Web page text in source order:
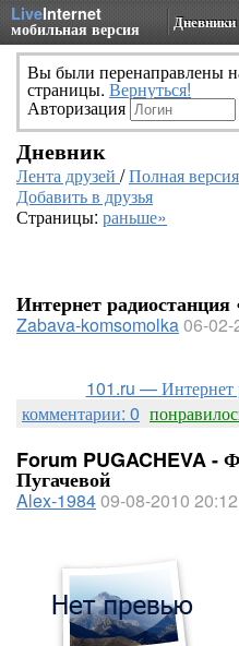
LiveInternet
мобильная версия Дневники
Вы были перенаправлены
страницы. Вернуться!
Авторизация
Дневник
Лента друзей /Полная версия
Добавить в друзья
Страницы: раньше»
Интернет
Zabava-komsomolka06-02-
101.ru — Интернет
комментарии: 0
Forum PUGACHEVA -
Пугачевой
Alex-198409-08-2010 20:12